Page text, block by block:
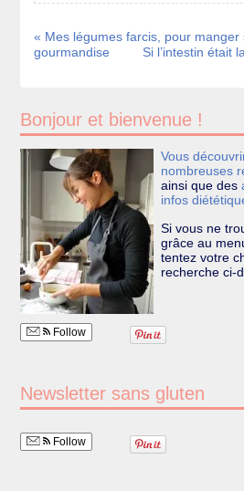
« Mes légumes farcis, pour
gourmandise
Si l’intestin était
Bonjour et bienvenue !
Vous
nombreuses
ainsi que des
infos
Si vous ne
grâce au
tentez votre
recherche ci-
Follow
Newsletter sans gluten
Follow